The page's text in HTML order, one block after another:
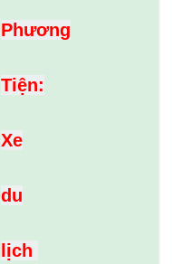
Phương
Tiện:
Xe
du
lịch